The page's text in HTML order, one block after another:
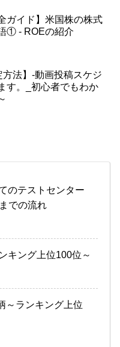
ガイド】米国株の株式
① - ROEの紹介
方法】-動画投稿スケジ
す。_初心者でもわか
のテストセンター
での流れ
キング上位100位～
～ランキング上位